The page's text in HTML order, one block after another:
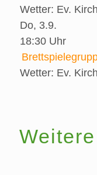
Wetter: Ev.
Do, 3.9.
18:30 Uhr
Wetter: Ev.